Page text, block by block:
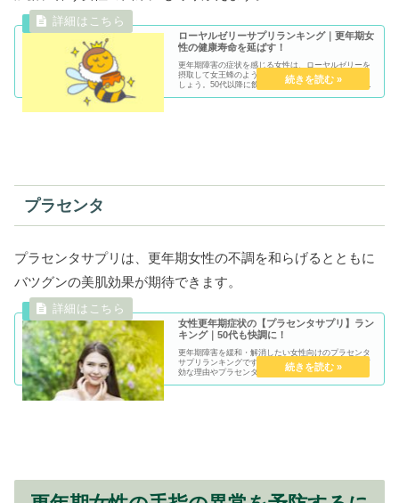
ローヤルゼリーサプリランキング｜更年期女
性の健康寿命を延ばす！
更年期障害の症状を感じる女性は、ローヤルゼリーを
摂取して女王蜂のように元気や若々しさを取り戻しま
しょう。50代以降に飲みたいローヤルゼリーサプリラ
プラセンタ
プラセンタサプリは、更年期女性の不調を和らげるとともに
バツグンの美肌効果が期待できます。
女性更年期症状の【プラセンタサプリ】ラン
キング｜50代も快調に！
更年期障害を緩和・解消したい女性向けのプラセンタ
サプリランキングです。プラセンタが更年期障害に有
効な理由やプラセンタの種類、おすすめサプリなどを